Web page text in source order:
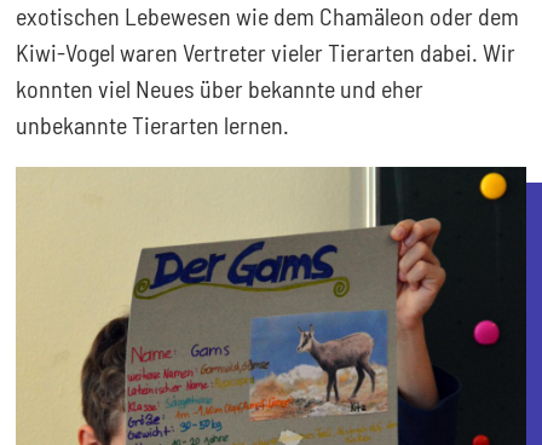
exotischen Lebewesen wie dem Chamäleon oder dem
Kiwi-Vogel waren Vertreter vieler Tierarten dabei. Wir
konnten viel Neues über bekannte und eher
unbekannte Tierarten lernen.